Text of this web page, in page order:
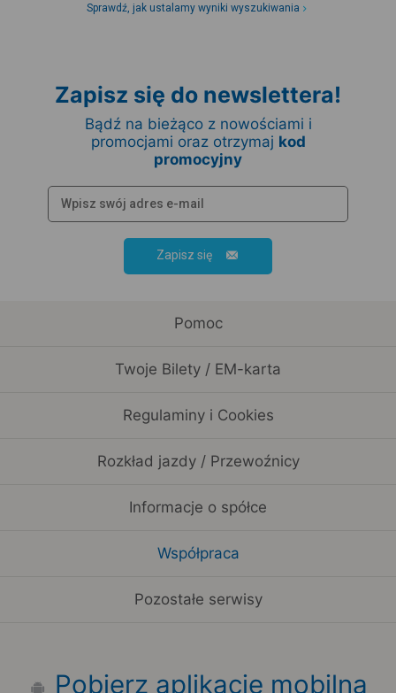
Sprawdź, jak ustalamy wyniki wyszukiwania
Zapisz się do newslettera!
Bądź na bieżąco z nowościami i
promocjami oraz otrzymaj kod
promocyjny
Zapisz się
Pomoc
Twoje Bilety / EM-karta
Regulaminy i Cookies
Rozkład jazdy / Przewoźnicy
Informacje o spółce
Współpraca
Pozostałe serwisy
Pobierz aplikację mobilną